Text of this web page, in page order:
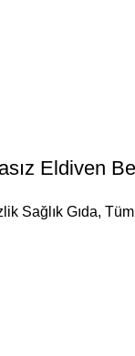
Eldiven
Sağlık Gıda,